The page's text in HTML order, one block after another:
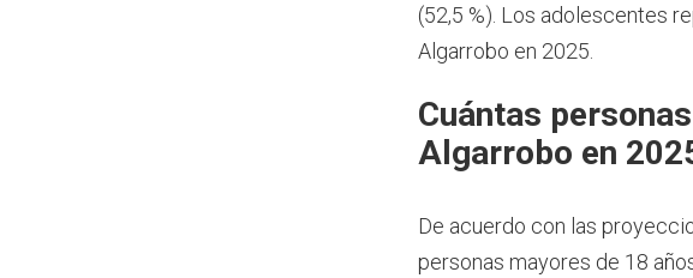
(52,5 %). Los adolescentes
Algarrobo en 2025.
Cuántas
Algarrobo en
De acuerdo con las
personas mayores de 18